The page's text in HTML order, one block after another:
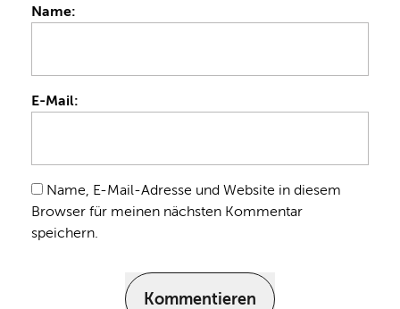
Name:
E-Mail:
Name, E-Mail-Adresse und Website in diesem
Browser für meinen nächsten Kommentar
speichern.
Kommentieren